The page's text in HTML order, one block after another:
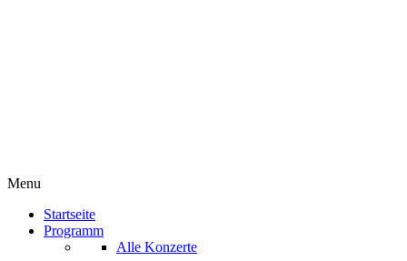
Menu
Startseite
Programm
Alle Konzerte